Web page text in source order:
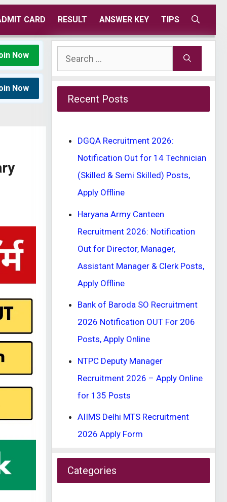
CARD RESULT ANSWER KEY TIPS
Now
Now
Search
for:
Recent Posts
DGQA Recruitment 2026:
Notification Out for 14 Technician
(Skilled & Semi Skilled) Posts,
Apply Offline
Haryana Army Canteen
Recruitment 2026: Notification
Out for Director, Manager,
Assistant Manager & Clerk Posts,
Apply Offline
Bank of Baroda SO Recruitment
2026 Notification OUT For 206
Posts, Apply Online
NTPC Deputy Manager
Recruitment 2026 – Apply Online
for 135 Posts
AIIMS Delhi MTS Recruitment
2026 Apply Form
Categories